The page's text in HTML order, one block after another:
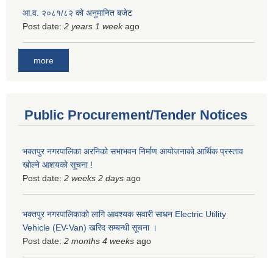
आ.व. २०८१/८२ को अनुमानित बजेट
Post date: 2 years 1 weekago
more
Public Procurement/Tender Notices
भक्तपुर नगरपालिका अरनिको सभाभवन निर्माण आयोजनाको आर्थिक प्रस्ताव
खोल्ने आशयको सूचना !
Post date: 2 weeks 2 days ago
भक्तपुर नगरपालिकाकाे लागि आवश्यक सवारी साधन Electric Utility
Vehicle (EV-Van) खरिद सम्बन्धी सूचना ।
Post date: 2 months 4 weeks ago